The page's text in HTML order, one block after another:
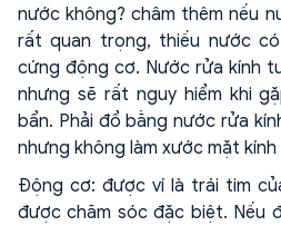
nước không? châm thêm nếu
rất quan trọng, thiếu nước
cứng động cơ. Nước rửa kính
nhưng sẽ rất nguy hiểm khi
bẩn. Phải đổ bằng nước rửa
nhưng không làm xước mặt kính
Động cơ: được ví là trái tim
được chăm sóc đặc biệt. Nếu